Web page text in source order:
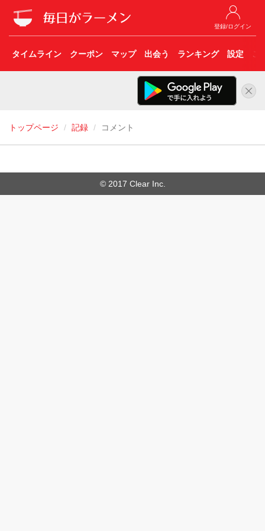
登録/ログイン
タイムライン クーポン マップ 出会う ランキング 設定 こ
トップページ 記録 コメント
© 2017 Clear Inc.